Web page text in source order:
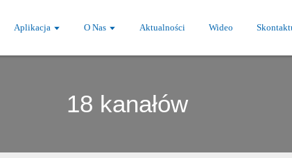
Aplikacja O Nas Aktualności Wideo
18 kanałów